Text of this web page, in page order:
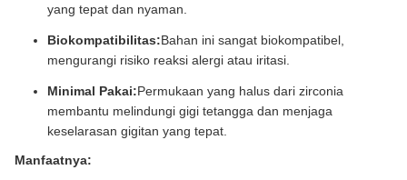
yang tepat dan nyaman.
Biokompatibilitas:Bahan ini sangat biokompatibel,
mengurangi risiko reaksi alergi atau iritasi.
Minimal Pakai:Permukaan yang halus dari zirconia
membantu melindungi gigi tetangga dan menjaga
keselarasan gigitan yang tepat.
Manfaatnya: